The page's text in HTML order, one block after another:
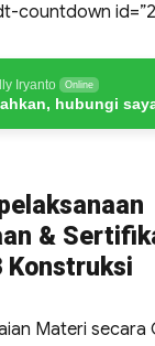
countdown
Iryanto Online
hubungi
&
Konstruksi
Materi secara